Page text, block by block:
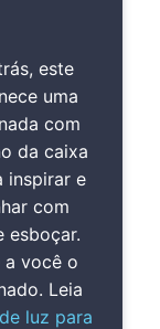
este
uma
com
da caixa
inspirar e
com
esboçar.
a você o
Leia
luz para